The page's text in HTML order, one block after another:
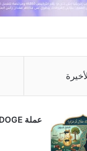
عملة DOGE حلال ام حرام